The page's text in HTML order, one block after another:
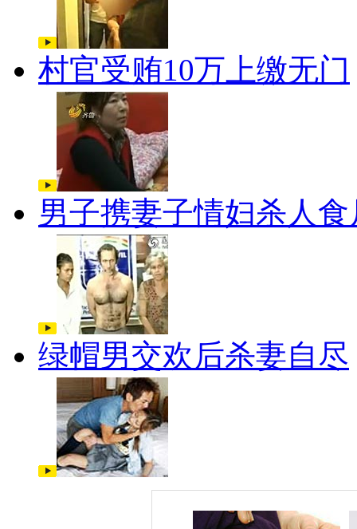
村官受贿10万上缴无门
男子携妻子情妇杀人食
绿帽男交欢后杀妻自尽